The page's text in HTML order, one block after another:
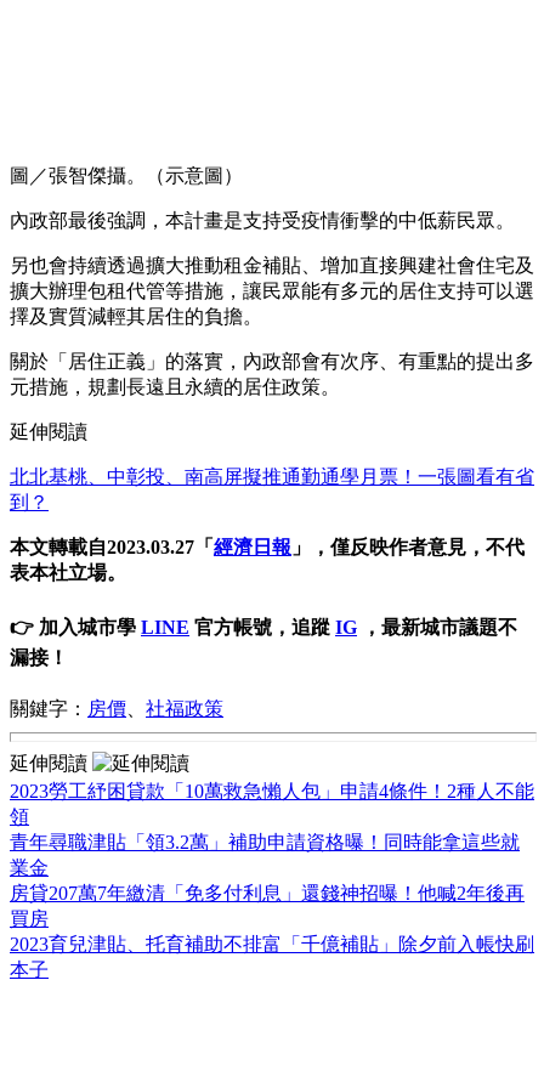
圖／張智傑攝。（示意圖）
內政部最後強調，本計畫是支持受疫情衝擊的中低薪民眾。
另也會持續透過擴大推動租金補貼、增加直接興建社會住宅及
擴大辦理包租代管等措施，讓民眾能有多元的居住支持可以選
擇及實質減輕其居住的負擔。
關於「居住正義」的落實，內政部會有次序、有重點的提出多
元措施，規劃長遠且永續的居住政策。
延伸閱讀
北北基桃、中彰投、南高屏擬推通勤通學月票！一張圖看有省
到？
本文轉載自2023.03.27「 經濟日報 」，僅反映作者意見，不代
表本社立場。
👉 加入城市學 LINE 官方帳號，追蹤 IG ，最新城市議題不
漏接！
關鍵字： 房價 社福政策
延伸閱讀
2023勞工紓困貸款「10萬救急懶人包」申請4條件！2種人不能
領
青年尋職津貼「領3.2萬」補助申請資格曝！同時能拿這些就
業金
房貸207萬7年繳清「免多付利息」還錢神招曝！他喊2年後再
買房
2023育兒津貼、托育補助不排富「千億補貼」除夕前入帳快刷
本子